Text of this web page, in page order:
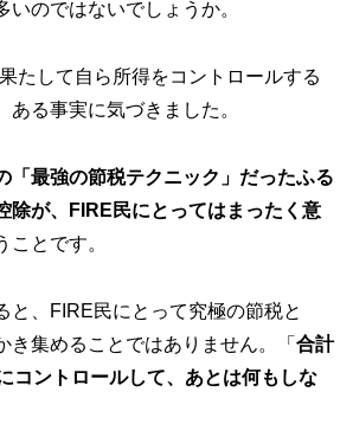
いのではないでしょうか。
たして自ら所得をコントロールする
ある事実に気づきました。
「最強の節税テクニック」だったふる
除が、FIRE民にとってはまったく意
ことです。
と、FIRE民にとって究極の節税と
き集めることではありません。「 合計
コントロールして、あとは何もしな